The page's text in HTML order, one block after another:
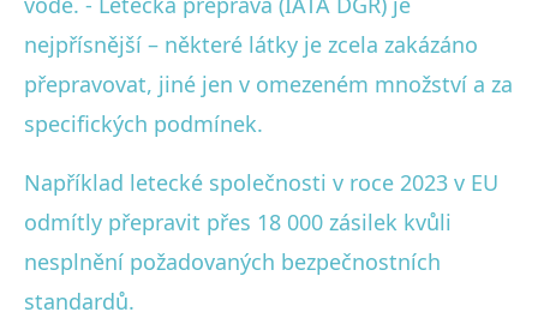
nejpřísnější – některé látky je zcela zakázáno
přepravovat, jiné jen v omezeném množství a za
specifických podmínek.
Například letecké společnosti v roce 2023 v EU
odmítly přepravit přes 18 000 zásilek kvůli
nesplnění požadovaných bezpečnostních
standardů.